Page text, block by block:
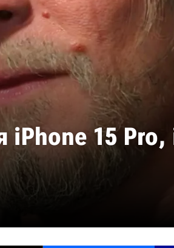
iPhone 15